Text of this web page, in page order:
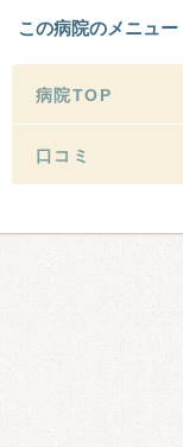
この病院のメニュー
病院TOP
口コミ